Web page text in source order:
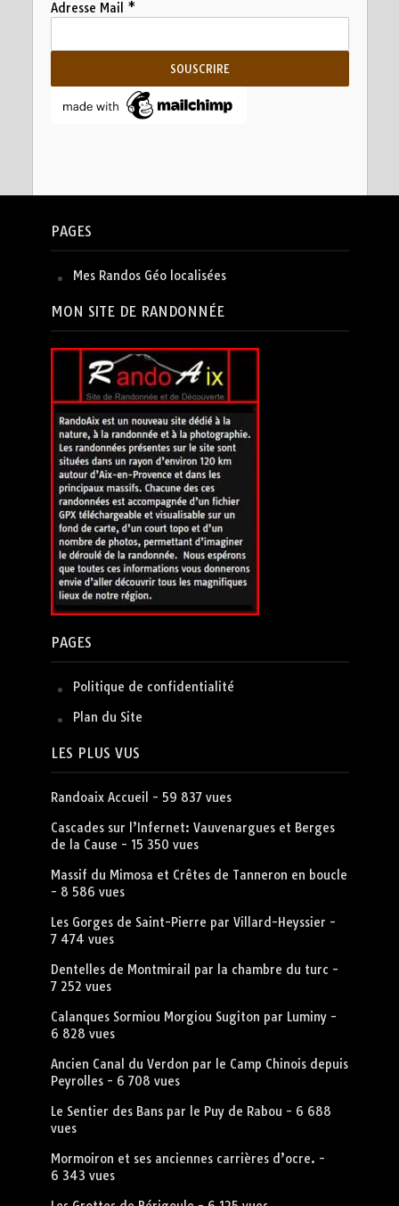
Adresse Mail *
PAGES
Mes Randos Géo localisées
MON SITE DE RANDONNÉE
PAGES
Politique de confidentialité
Plan du Site
LES PLUS VUS
Randoaix Accueil - 59 837 vues
Cascades sur l’Infernet: Vauvenargues et Berges
de la Cause - 15 350 vues
Massif du Mimosa et Crêtes de Tanneron en boucle
- 8 586 vues
Les Gorges de Saint-Pierre par Villard-Heyssier -
7 474 vues
Dentelles de Montmirail par la chambre du turc -
7 252 vues
Calanques Sormiou Morgiou Sugiton par Luminy-
6 828 vues
Ancien Canal du Verdon par le Camp Chinois depuis
Peyrolles- 6 708 vues
Le Sentier des Bans par le Puy de Rabou - 6 688
vues
Mormoiron et ses anciennes carrières d’ocre. -
6 343 vues